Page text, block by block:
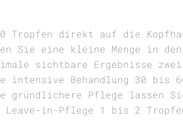
Tropfen direkt auf die
Sie eine kleine Menge in den
sichtbare Ergebnisse
intensive Behandlung 30 bis
gründlichere Pflege lassen
Leave-in-Pflege 1 bis 2